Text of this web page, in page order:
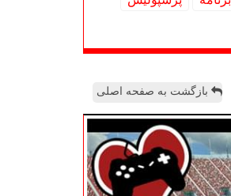
بازگشت به صفحه اصلی